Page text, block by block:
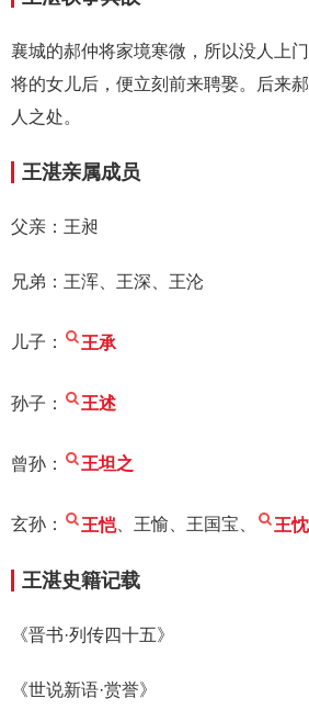
襄城的郝仲将家境寒微，所以没人上
将的女儿后，便立刻前来聘娶。后来
人之处。
王湛亲属成员
父亲：王昶
兄弟：王浑、王深、王沦
儿子： 王承
孙子： 王述
曾孙： 王坦之
玄孙： 王恺、王愉、王国宝、 王忱
王湛史籍记载
《晋书·列传四十五》
《世说新语·赏誉》